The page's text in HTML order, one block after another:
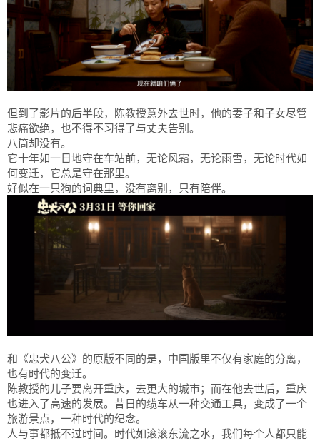
但到了影片的后半段，陈教授意外去世时，他的妻子和子女尽管
悲痛欲绝，也不得不习得了与丈夫告别。
八筒却没有。
它十年如一日地守在车站前，无论风霜，无论雨雪，无论时代如
何变迁，它总是守在那里。
好似在一只狗的词典里，没有离别，只有陪伴。
和《忠犬八公》的原版不同的是，中国版里不仅有家庭的分离，
也有时代的变迁。
陈教授的儿子要离开重庆，去更大的城市；而在他去世后，重庆
也进入了高速的发展。昔日的缆车从一种交通工具，变成了一个
旅游景点，一种时代的纪念。
人与事都抵不过时间。时代如滚滚东流之水，我们每个人都只能